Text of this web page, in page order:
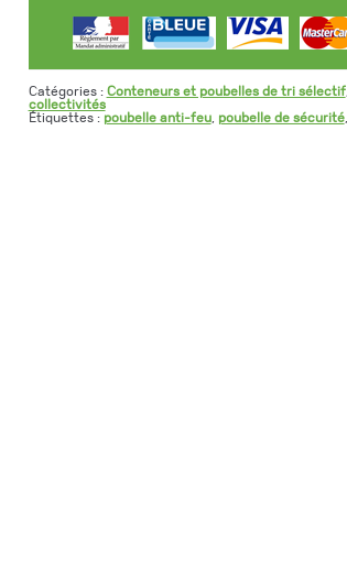
Catégories : Conteneurs et poubelles de tri sélectif,
collectivités
Étiquettes : poubelle anti-feu, poubelle de sécurité,